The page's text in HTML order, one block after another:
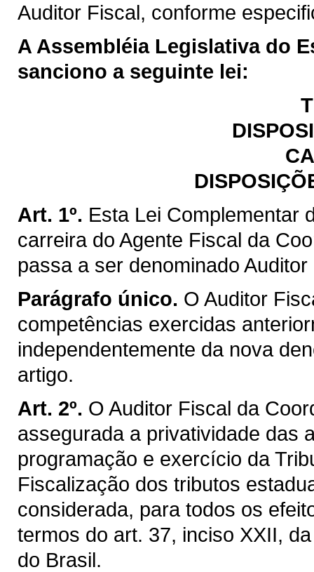
Auditor Fiscal, conforme
A Assembléia Legislativa do
sanciono a seguinte lei:
Art. 1º. Esta Lei Complementar
carreira do Agente Fiscal da
passa a ser denominado Auditor
Parágrafo único. O Auditor
competências exercidas
independentemente da nova
artigo.
Art. 2º. O Auditor Fiscal da
assegurada a privatividade das
programação e exercício da
Fiscalização dos tributos
considerada, para todos os
termos do art. 37, inciso XXII,
do Brasil.